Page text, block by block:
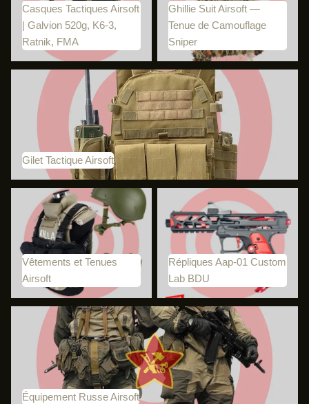
Casques Tactiques Airsoft
| Galvion 520g, K6-3,
Ratnik, FMA
Ghillie Suit Airsoft —
Tenue de Camouflage
Sniper
Gilet Tactique Airsoft
Gilet Tactique Airsoft
Vêtements et Tenues Airsoft
Vêtements et Tenues
Airsoft
Répliques Aap-01 Custom Lab
BDU
Répliques Aap-01 Custom
Lab BDU
Équipement Russe Airsoft
Équipement Russe Airsoft